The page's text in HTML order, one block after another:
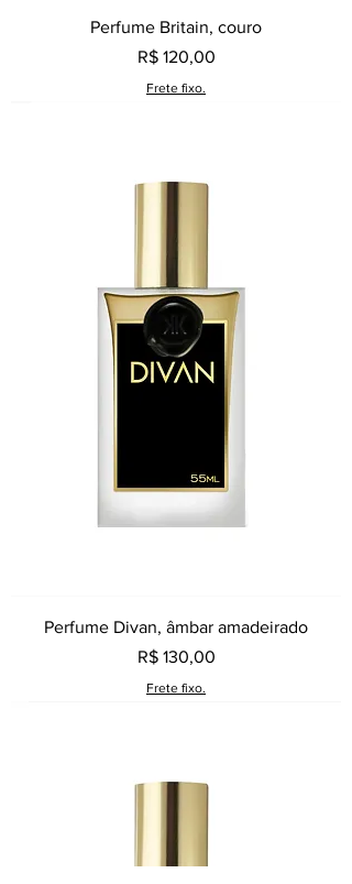
Perfume Britain, couro
Preço
R$ 120,00
Frete fixo.
Perfume Divan, âmbar amadeirado
Preço
R$ 130,00
Frete fixo.